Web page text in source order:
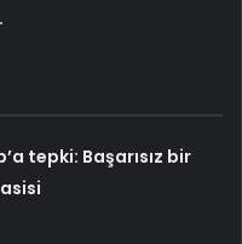
tepki: Başarısız bir